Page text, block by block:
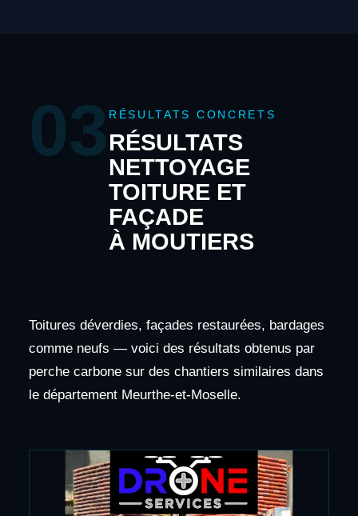
03 RÉSULTATS CONCRETS
RÉSULTATS
NETTOYAGE
TOITURE ET
FAÇADE
À MOUTIERS
Toitures déverdies, façades restaurées, bardages
comme neufs — voici des résultats obtenus par
perche carbone sur des chantiers similaires dans
le département Meurthe-et-Moselle.